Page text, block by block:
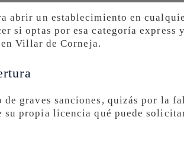
abrir un establecimiento en
si optas por esa categoría express
Villar de Corneja.
graves sanciones, quizás por la
su propia licencia qué puede